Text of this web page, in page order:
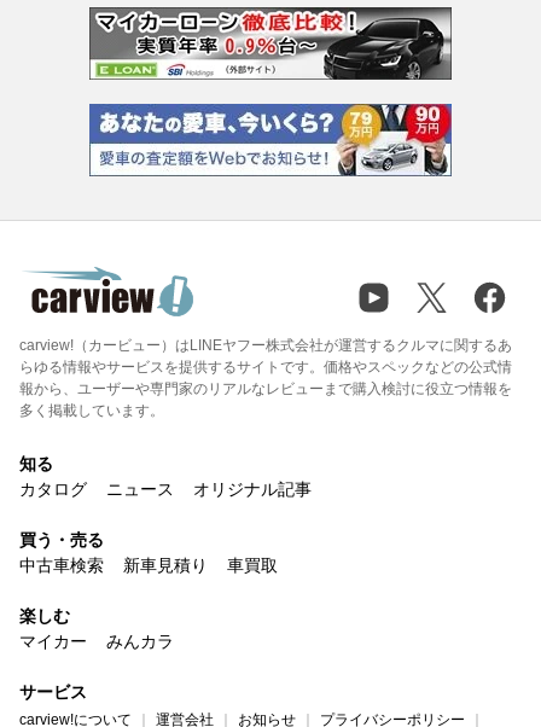
carview!（カービュー）はLINEヤフー株式会社が運営するクルマに関するあ
らゆる情報やサービスを提供するサイトです。価格やスペックなどの公式情
報から、ユーザーや専門家のリアルなレビューまで購入検討に役立つ情報を
多く掲載しています。
知る
カタログ
ニュース オリジナル記事
買う・売る
中古車検索
新車見積り 車買取
楽しむ
マイカー
みんカラ
サービス
carview!について 運営会社 お知らせ プライバシーポリシー